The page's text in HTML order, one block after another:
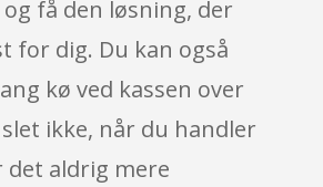
få den løsning, der
for dig. Du kan også
kø ved kassen over
ikke, når du handler
det aldrig mere